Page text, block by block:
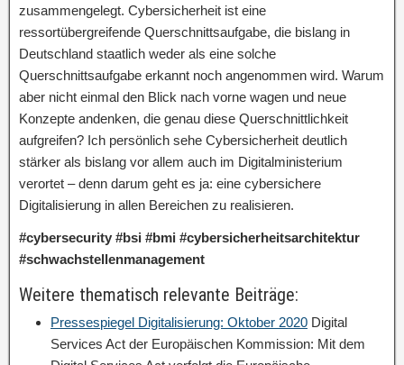
zusammengelegt. Cybersicherheit ist eine
ressortübergreifende Querschnittsaufgabe, die bislang in
Deutschland staatlich weder als eine solche
Querschnittsaufgabe erkannt noch angenommen wird. Warum
aber nicht einmal den Blick nach vorne wagen und neue
Konzepte andenken, die genau diese Querschnittlichkeit
aufgreifen? Ich persönlich sehe Cybersicherheit deutlich
stärker als bislang vor allem auch im Digitalministerium
verortet – denn darum geht es ja: eine cybersichere
Digitalisierung in allen Bereichen zu realisieren.
#cybersecurity #bsi #bmi #cybersicherheitsarchitektur
#schwachstellenmanagement
Weitere thematisch relevante Beiträge:
Pressespiegel Digitalisierung: Oktober 2020 Digital
Services Act der Europäischen Kommission: Mit dem